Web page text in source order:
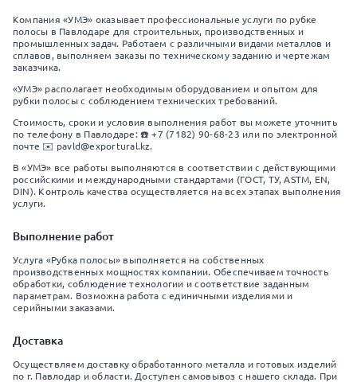
Компания «УМЭ» оказывает профессиональные услуги по рубке
полосы в Павлодаре для строительных, производственных и
промышленных задач. Работаем с различными видами металлов и
сплавов, выполняем заказы по техническому заданию и чертежам
заказчика.
«УМЭ» располагает необходимым оборудованием и опытом для
рубки полосы с соблюдением технических требований.
Стоимость, сроки и условия выполнения работ вы можете уточнить
по телефону в Павлодаре: ☎️ +7 (7182) 90-68-23 или по электронной
почте ✉️ pavld@exportural.kz.
В «УМЭ» все работы выполняются в соответствии с действующими
российскими и международными стандартами (ГОСТ, ТУ, ASTM, EN,
DIN). Контроль качества осуществляется на всех этапах выполнения
услуги.
Выполнение работ
Услуга «Рубка полосы» выполняется на собственных
производственных мощностях компании. Обеспечиваем точность
обработки, соблюдение технологии и соответствие заданным
параметрам. Возможна работа с единичными изделиями и
серийными заказами.
Доставка
Осуществляем доставку обработанного металла и готовых изделий
по г. Павлодар и области. Доступен самовывоз с нашего склада. При